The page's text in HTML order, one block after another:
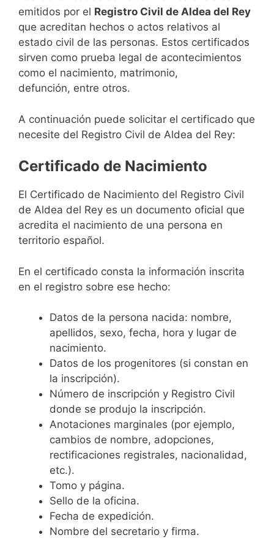
emitidos por el Registro Civil de Aldea del Rey
que acreditan hechos o actos relativos al
estado civil de las personas. Estos certificados
sirven como prueba legal de acontecimientos
como el nacimiento, matrimonio,
defunción, entre otros.
A continuación puede solicitar el certificado que
necesite del Registro Civil de Aldea del Rey:
Certificado de Nacimiento
El Certificado de Nacimiento del Registro Civil
de Aldea del Rey es un documento oficial que
acredita el nacimiento de una persona en
territorio español.
En el certificado consta la información inscrita
en el registro sobre ese hecho:
Datos de la persona nacida: nombre,
apellidos, sexo, fecha, hora y lugar de
nacimiento.
Datos de los progenitores (si constan en
la inscripción).
Número de inscripción y Registro Civil
donde se produjo la inscripción.
Anotaciones marginales (por ejemplo,
cambios de nombre, adopciones,
rectificaciones registrales, nacionalidad,
etc.).
Tomo y página.
Sello de la oficina.
Fecha de expedición.
Nombre del secretario y firma.